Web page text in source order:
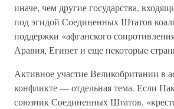
иначе, чем другие государства,
под эгидой Соединенных Штатов
поддержки «афганского
Аравия, Египет и еще некоторые
Активное участие Великобритании в
конфликте — отдельная тема. Если
союзник Соединенных Штатов,